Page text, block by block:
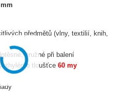
předmětů (vlny, textilií, knih,
pružné při balení
o tloušťce60 my